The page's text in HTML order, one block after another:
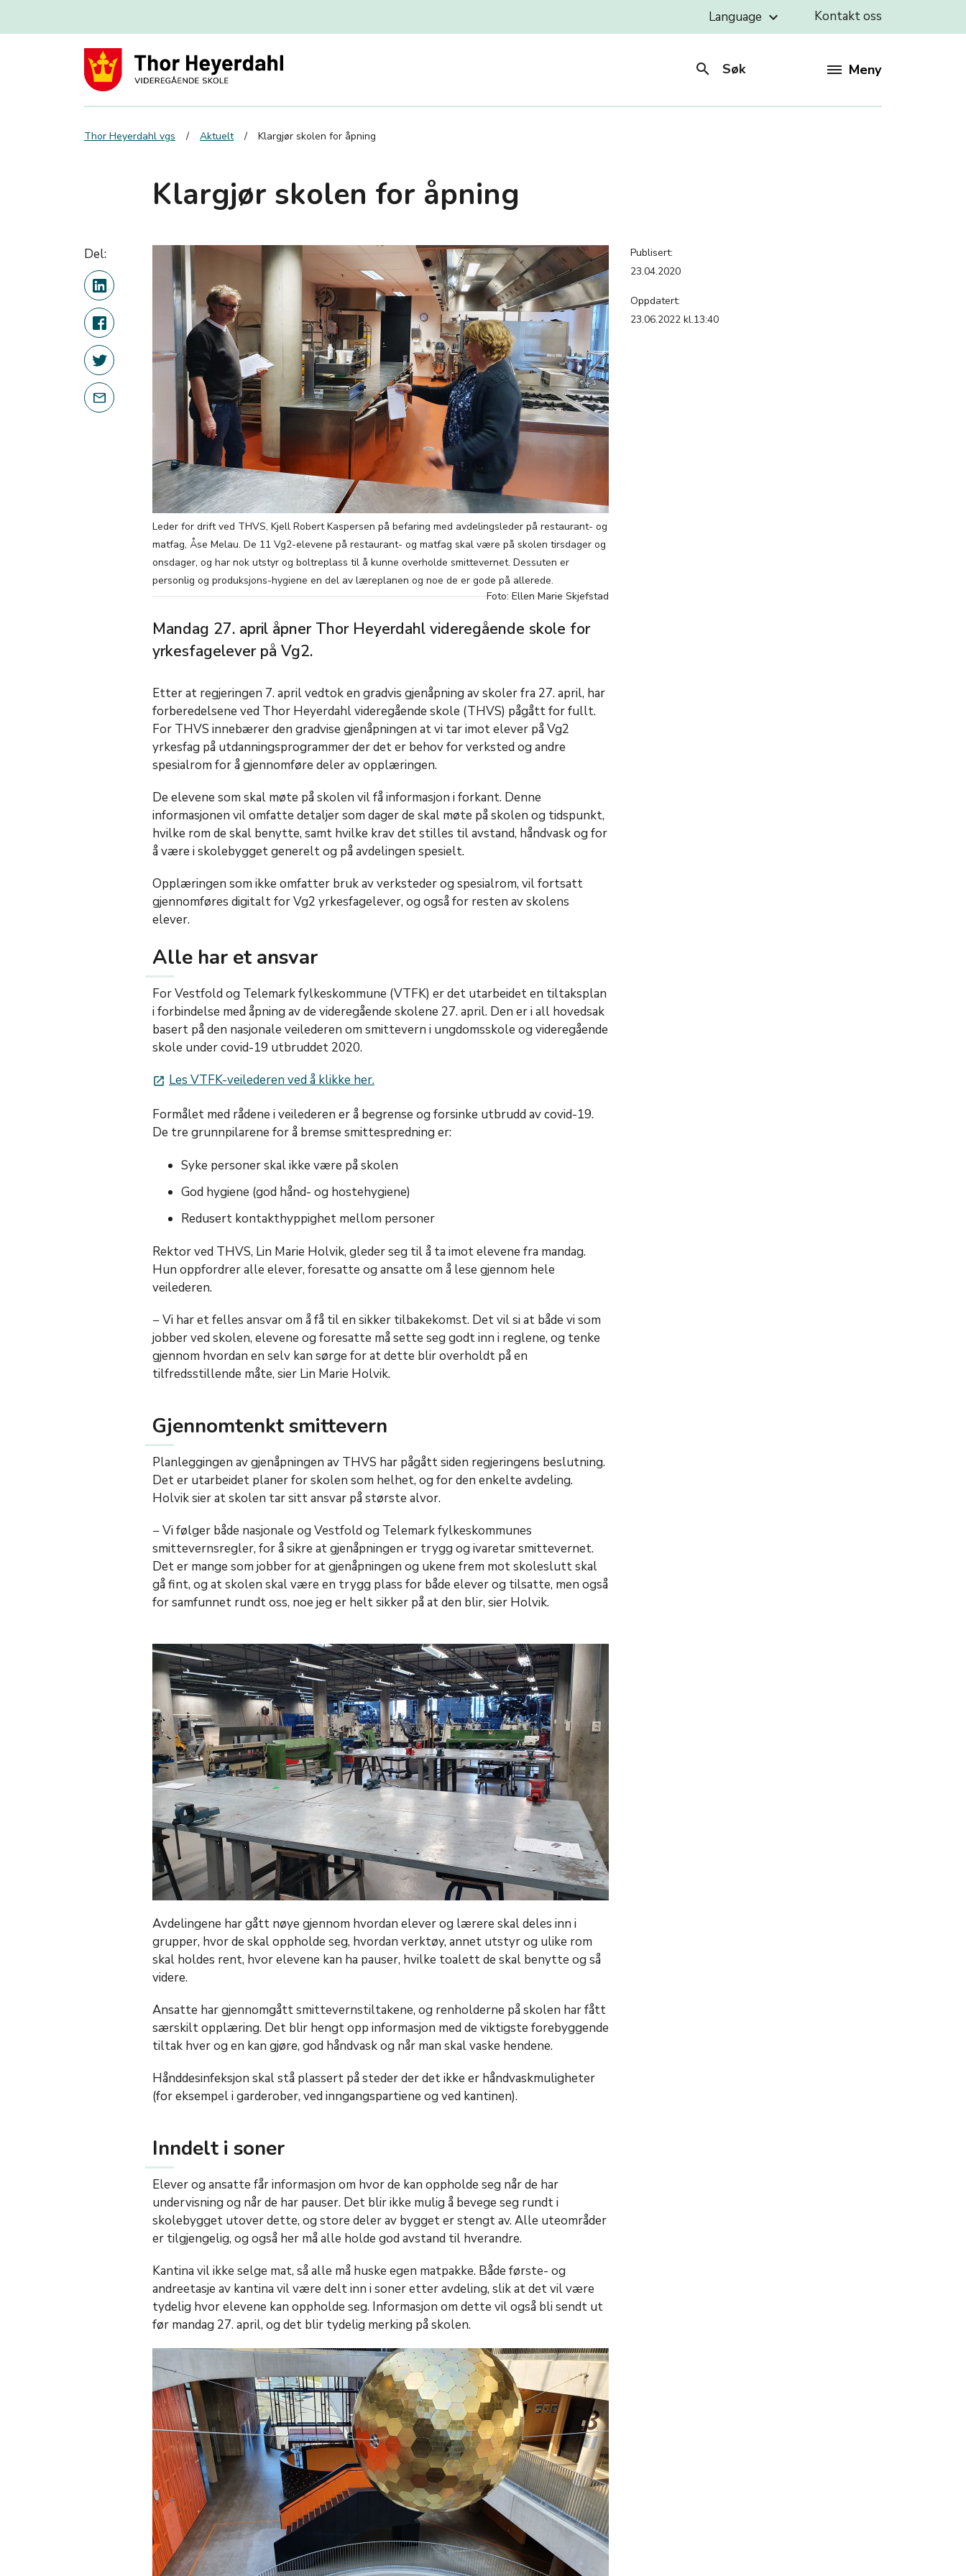
Language keyboard_arrow_down Kontakt oss
search Søk Meny
Thor Heyerdahl vgs Aktuelt Klargjør skolen for åpning
Klargjør skolen for åpning
Del:
Leder for drift ved THVS, Kjell Robert Kaspersen på befaring med avdelingsleder på restaurant- og
matfag, Åse Melau. De 11 Vg2-elevene på restaurant- og matfag skal være på skolen tirsdager og
onsdager, og har nok utstyr og boltreplass til å kunne overholde smittevernet. Dessuten er
personlig og produksjons-hygiene en del av læreplanen og noe de er gode på allerede.
Foto: Ellen Marie Skjefstad
Publisert:
23.04.2020
Oppdatert:
23.06.2022 kl.13:40
Mandag 27. april åpner Thor Heyerdahl videregående skole for
yrkesfagelever på Vg2.
Etter at regjeringen 7. april vedtok en gradvis gjenåpning av skoler fra 27. april, har
forberedelsene ved Thor Heyerdahl videregående skole (THVS) pågått for fullt.
For THVS innebærer den gradvise gjenåpningen at vi tar imot elever på Vg2
yrkesfag på utdanningsprogrammer der det er behov for verksted og andre
spesialrom for å gjennomføre deler av opplæringen.
De elevene som skal møte på skolen vil få informasjon i forkant. Denne
informasjonen vil omfatte detaljer som dager de skal møte på skolen og tidspunkt,
hvilke rom de skal benytte, samt hvilke krav det stilles til avstand, håndvask og for
å være i skolebygget generelt og på avdelingen spesielt.
Opplæringen som ikke omfatter bruk av verksteder og spesialrom, vil fortsatt
gjennomføres digitalt for Vg2 yrkesfagelever, og også for resten av skolens
elever.
Alle har et ansvar
For Vestfold og Telemark fylkeskommune (VTFK) er det utarbeidet en tiltaksplan
i forbindelse med åpning av de videregående skolene 27. april. Den er i all hovedsak
basert på den nasjonale veilederen om smittevern i ungdomsskole og videregående
skole under covid-19 utbruddet 2020.
launch Les VTFK-veilederen ved å klikke her.
Formålet med rådene i veilederen er å begrense og forsinke utbrudd av covid-19.
De tre grunnpilarene for å bremse smittespredning er:
Syke personer skal ikke være på skolen
God hygiene (god hånd- og hostehygiene)
Redusert kontakthyppighet mellom personer
Rektor ved THVS, Lin Marie Holvik, gleder seg til å ta imot elevene fra mandag.
Hun oppfordrer alle elever, foresatte og ansatte om å lese gjennom hele
veilederen.
− Vi har et felles ansvar om å få til en sikker tilbakekomst. Det vil si at både vi som
jobber ved skolen, elevene og foresatte må sette seg godt inn i reglene, og tenke
gjennom hvordan en selv kan sørge for at dette blir overholdt på en
tilfredsstillende måte, sier Lin Marie Holvik.
Gjennomtenkt smittevern
Planleggingen av gjenåpningen av THVS har pågått siden regjeringens beslutning.
Det er utarbeidet planer for skolen som helhet, og for den enkelte avdeling.
Holvik sier at skolen tar sitt ansvar på største alvor.
− Vi følger både nasjonale og Vestfold og Telemark fylkeskommunes
smittevernsregler, for å sikre at gjenåpningen er trygg og ivaretar smittevernet.
Det er mange som jobber for at gjenåpningen og ukene frem mot skoleslutt skal
gå fint, og at skolen skal være en trygg plass for både elever og tilsatte, men også
for samfunnet rundt oss, noe jeg er helt sikker på at den blir, sier Holvik.
Avdelingene har gått nøye gjennom hvordan elever og lærere skal deles inn i
grupper, hvor de skal oppholde seg, hvordan verktøy, annet utstyr og ulike rom
skal holdes rent, hvor elevene kan ha pauser, hvilke toalett de skal benytte og så
videre.
Ansatte har gjennomgått smittevernstiltakene, og renholderne på skolen har fått
særskilt opplæring. Det blir hengt opp informasjon med de viktigste forebyggende
tiltak hver og en kan gjøre, god håndvask og når man skal vaske hendene.
Hånddesinfeksjon skal stå plassert på steder der det ikke er håndvaskmuligheter
(for eksempel i garderober, ved inngangspartiene og ved kantinen).
Inndelt i soner
Elever og ansatte får informasjon om hvor de kan oppholde seg når de har
undervisning og når de har pauser. Det blir ikke mulig å bevege seg rundt i
skolebygget utover dette, og store deler av bygget er stengt av. Alle uteområder
er tilgjengelig, og også her må alle holde god avstand til hverandre.
Kantina vil ikke selge mat, så alle må huske egen matpakke. Både første- og
andreetasje av kantina vil være delt inn i soner etter avdeling, slik at det vil være
tydelig hvor elevene kan oppholde seg. Informasjon om dette vil også bli sendt ut
før mandag 27. april, og det blir tydelig merking på skolen.